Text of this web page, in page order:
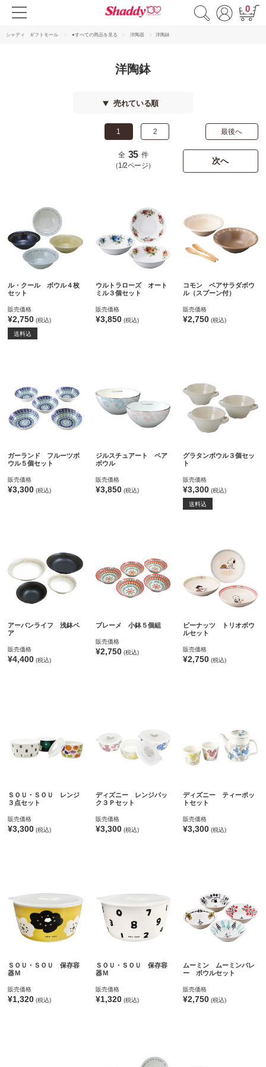
0
シャディ ギフトモール ●すべての商品を見る 洋陶器 洋陶鉢
洋陶鉢
売れている順
1 2 最後へ
次へ
全 35 件
（1/2ページ）
ル・クール ボウル４枚
セット
販売価格
¥2,750 (税込)
送料込
ウルトラローズ オート
ミル３個セット
販売価格
¥3,850(税込)
コモン ペアサラダボウ
ル（スプーン付）
販売価格
¥2,750 (税込)
ガーランド フルーツボ
ウル５個セット
販売価格
¥3,300 (税込)
ジルスチュアート ペア
ボウル
販売価格
¥3,850(税込)
グラタンボウル３個セッ
ト
販売価格
¥3,300 (税込)
送料込
アーバンライフ 浅鉢ペ
ア
販売価格
¥4,400 (税込)
ブレーメ 小鉢５個組
販売価格
¥2,750(税込)
ピーナッツ トリオボウ
ルセット
販売価格
¥2,750 (税込)
ＳＯＵ・ＳＯＵ レンジ
３点セット
販売価格
¥3,300 (税込)
ディズニー レンジパッ
ク３Ｐセット
販売価格
¥3,300(税込)
ディズニー ティーポッ
トセット
販売価格
¥3,300 (税込)
ＳＯＵ・ＳＯＵ 保存容
器Ｍ
販売価格
¥1,320 (税込)
ＳＯＵ・ＳＯＵ 保存容
器Ｍ
販売価格
¥1,320(税込)
ムーミン ムーミンバレ
ー ボウルセット
販売価格
¥2,750 (税込)